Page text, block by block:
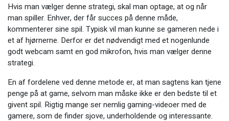
Hvis man vælger denne strategi, skal man optage, at og når
man spiller. Enhver, der får succes på denne måde,
kommenterer sine spil. Typisk vil man kunne se gameren nede i
et af hjørnerne. Derfor er det nødvendigt med et nogenlunde
godt webcam samt en god mikrofon, hvis man vælger denne
strategi.
En af fordelene ved denne metode er, at man sagtens kan tjene
penge på at game, selvom man måske ikke er den bedste til et
givent spil. Rigtig mange ser nemlig gaming-videoer med de
gamere, som de finder sjove, underholdende og interessante.